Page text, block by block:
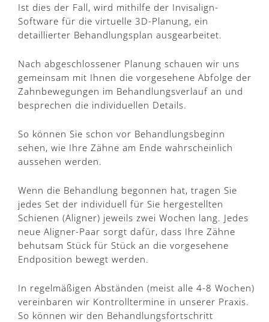
Ist dies der Fall, wird mithilfe der Invisalign-
Software für die virtuelle 3D-Planung, ein
detaillierter Behandlungsplan ausgearbeitet.
Nach abgeschlossener Planung schauen wir uns
gemeinsam mit Ihnen die vorgesehene Abfolge der
Zahnbewegungen im Behandlungsverlauf an und
besprechen die individuellen Details.
So können Sie schon vor Behandlungsbeginn
sehen, wie Ihre Zähne am Ende wahrscheinlich
aussehen werden.
Wenn die Behandlung begonnen hat, tragen Sie
jedes Set der individuell für Sie hergestellten
Schienen (Aligner) jeweils zwei Wochen lang. Jedes
neue Aligner-Paar sorgt dafür, dass Ihre Zähne
behutsam Stück für Stück an die vorgesehene
Endposition bewegt werden.
In regelmäßigen Abständen (meist alle 4-8 Wochen)
vereinbaren wir Kontrolltermine in unserer Praxis.
So können wir den Behandlungsfortschritt